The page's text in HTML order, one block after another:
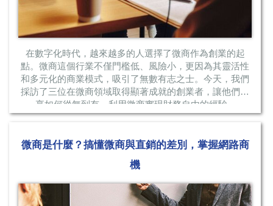
在數字化時代，越來越多的人選擇了微商作為創業的起
點。微商這個行業不僅門檻低、風險小，更因為其靈活性
和多元化的商業模式，吸引了無數有志之士。今天，我們
採訪了三位在微商領域取得顯著成就的創業者，讓他們分
享如何從無到有，利用微商實現財務自由的經驗...
微商是什麼？搞懂微商與直銷的差別，掌握網路商
機